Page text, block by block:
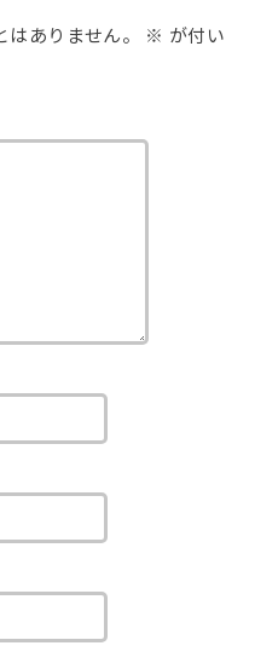
ありません。 ※ が付い